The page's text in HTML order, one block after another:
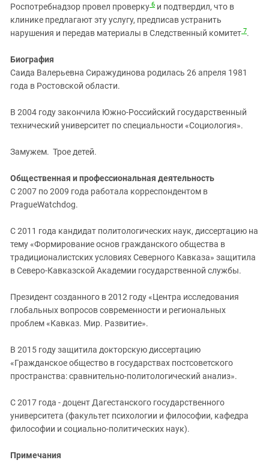
Роспотребнадзор провел проверку 6 и подтвердил, что в
клинике предлагают эту услугу, предписав устранить
нарушения и передав материалы в Следственный комитет 7.
Биография
Саида Валерьевна Сиражудинова родилась 26 апреля 1981
года в Ростовской области.
В 2004 году закончила Южно-Российский государственный
технический университет по специальности «Социология».
Замужем. Трое детей.
Общественная и профессиональная деятельность
С 2007 по 2009 года работала корреспондентом в
PragueWatchdog.
С 2011 года кандидат политологических наук, диссертацию на
тему «Формирование основ гражданского общества в
традиционалистских условиях Северного Кавказа» защитила
в Северо-Кавказской Академии государственной службы.
Президент созданного в 2012 году «Центра исследования
глобальных вопросов современности и региональных
проблем «Кавказ. Мир. Развитие».
В 2015 году защитила докторскую диссертацию
«Гражданское общество в государствах постсоветского
пространства: сравнительно-политологический анализ».
С 2017 года - доцент Дагестанского государственного
университета (факультет психологии и философии, кафедра
философии и социально-политических наук).
Примечания